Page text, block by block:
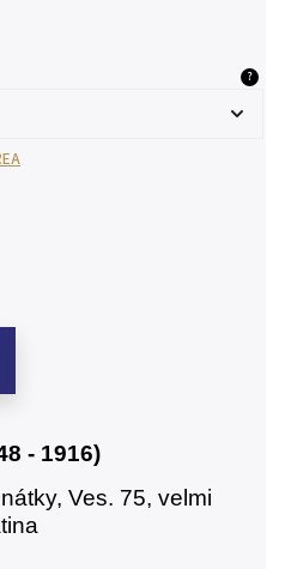
?
- 1916)
Ves. 75, velmi